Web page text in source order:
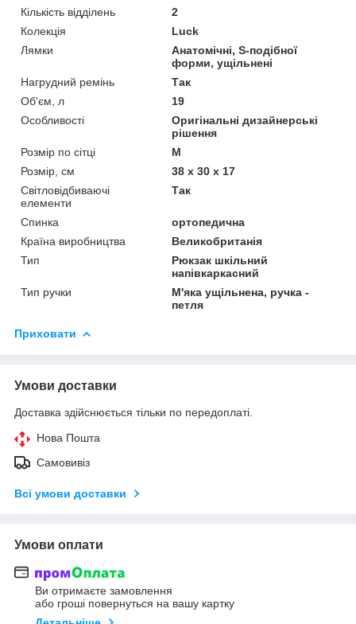
Кількість відділень
2
Колекція
Luck
Лямки
Анатомічні, S-подібної
форми, ущільнені
Нагрудний ремінь
Так
Об'єм, л
19
Особливості
Оригінальні дизайнерські
рішення
Розмір по сітці
M
Розмір, см
38 x 30 x 17
Світловідбиваючі
елементи
Так
Спинка
ортопедична
Країна виробництва
Великобританія
Тип
Рюкзак шкільний
напівкаркасний
Тип ручки
М'яка ущільнена, ручка -
петля
Приховати
Умови доставки
Доставка здійснюється тільки по передоплаті.
Нова Пошта
Самовивіз
Всі умови доставки
Умови оплати
Ви отримаєте замовлення
або гроші повернуться на вашу картку